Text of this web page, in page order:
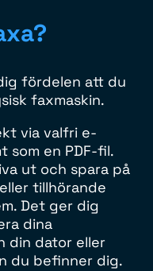
fördelen att du
faxmaskin.
via valfri e-
som en PDF-fil.
ut och spara på
tillhörande
Det ger dig
dina
din dator eller
du befinner dig.